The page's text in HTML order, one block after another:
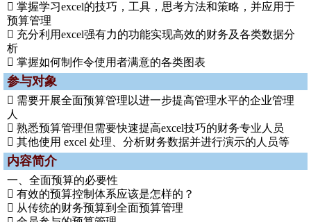
 掌握学习excel的技巧，工具，思考方法和策略，并应用于
预算管理
 充分利用excel强有力的功能实现高效的财务及各类数据分
析
 掌握如何制作令使用者满意的各类图表
参与对象
 需要开展全面预算管理以进一步提高管理水平的企业管理
人
 熟悉预算管理但需要快速提高excel技巧的财务专业人员
 其他使用 excel 处理、分析财务数据并进行演示的人员等
内容简介
一、全面预算的必要性
 有效的预算控制体系应该是怎样的？
 从传统的财务预算到全面预算管理